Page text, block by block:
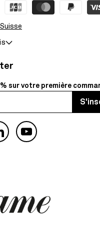
sur votre première
YouTube